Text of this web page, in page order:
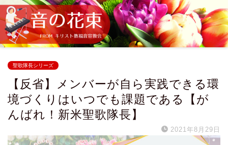
聖歌隊長シリーズ
【反省】メンバーが自ら実践できる環
境づくりはいつでも課題である【が
んばれ！新米聖歌隊長】
2021年8月29日